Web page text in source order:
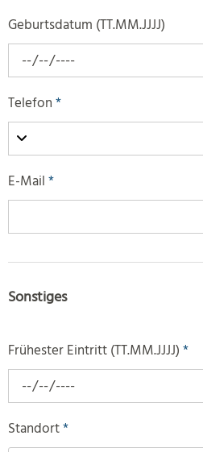
Geburtsdatum (TT.MM.JJJJ)
Telefon *
E-Mail *
Sonstiges
Frühester Eintritt (TT.MM.JJJJ) *
Standort *